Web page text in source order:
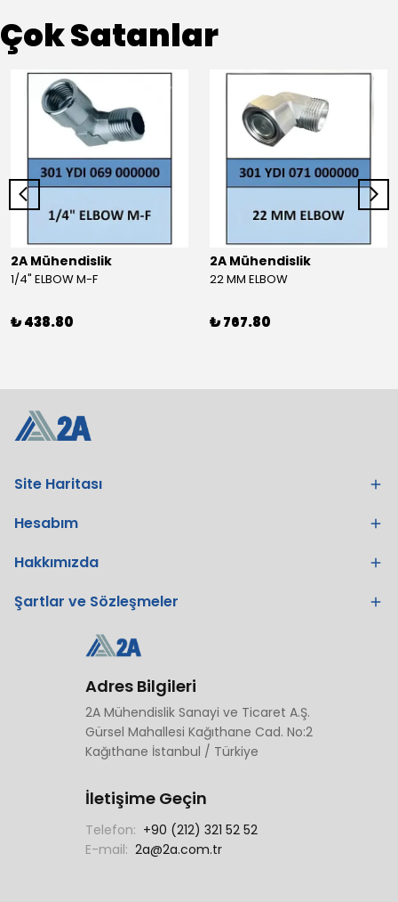
Çok Satanlar
2A Mühendislik
1/4" ELBOW M-F
₺ 438.80
2A Mühendislik
22 MM ELBOW
₺ 767.80
Site Haritası
Hesabım
Hakkımızda
Şartlar ve Sözleşmeler
Adres Bilgileri
2A Mühendislik Sanayi ve Ticaret A.Ş.
Gürsel Mahallesi Kağıthane Cad. No:2
Kağıthane İstanbul / Türkiye
İletişime Geçin
Telefon: +90 (212) 321 52 52
E-mail: 2a@2a.com.tr